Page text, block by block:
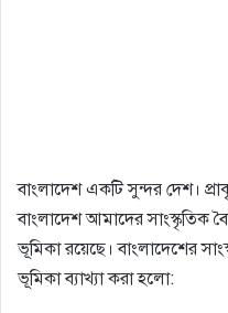
বাংলাদেশ একটি সুন্দর দেশ।
বাংলাদেশ আমাদের সাংস্কৃতিক
ভূমিকা রয়েছে। বাংলাদেশের
ভূমিকা ব্যাখ্যা করা হলো: